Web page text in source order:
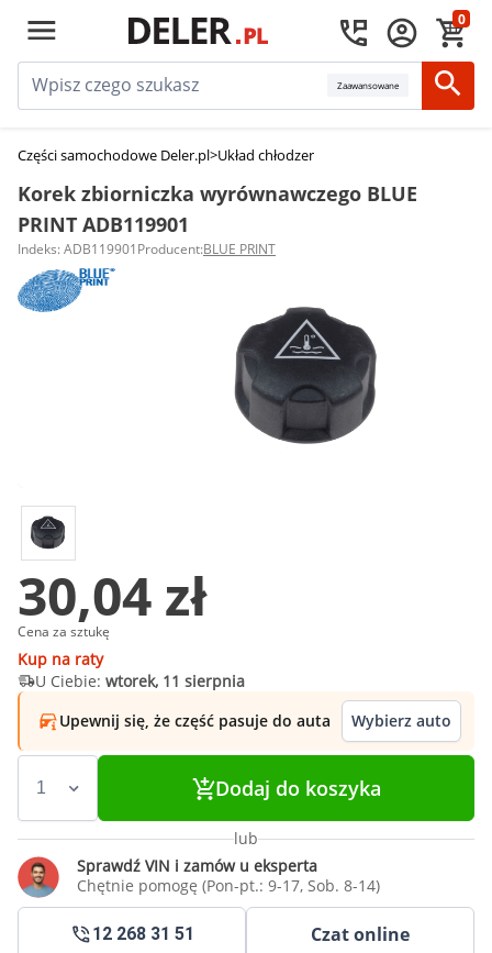
0
Zaawansowane
Części samochodowe Deler.pl>Układ chłodzenia silnika
Korek zbiorniczka wyrównawczego BLUE
PRINT ADB119901
Indeks: ADB119901Producent:BLUE PRINT
30,04 zł
Cena za sztukę
Kup na raty
U Ciebie: wtorek, 11 sierpnia
Upewnij się, że część pasuje do auta
Wybierz auto
Dodaj do koszyka
lub
Sprawdź VIN i zamów u eksperta
Chętnie pomogę (Pon-pt.: 9-17, Sob. 8-14)
12 268 31 51 Czat online